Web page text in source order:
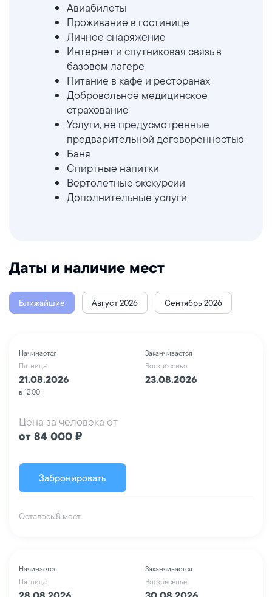
Авиабилеты
Проживание в гостинице
Личное снаряжение
Интернет и спутниковая связь в
базовом лагере
Питание в кафе и ресторанах
Добровольное медицинское
страхование
Услуги, не предусмотренные
предварительной договоренностью
Баня
Спиртные напитки
Вертолетные экскурсии
Дополнительные услуги
Даты и наличие мест
Ближайшие Август 2026 Сентябрь 2026
Начинается
Пятница
21.08.2026
в 12:00
Заканчивается
Воскресенье
23.08.2026
Цена за человека от
от 84 000 ₽
Забронировать
Осталось 8 мест
Начинается
Пятница
Заканчивается
Воскресенье